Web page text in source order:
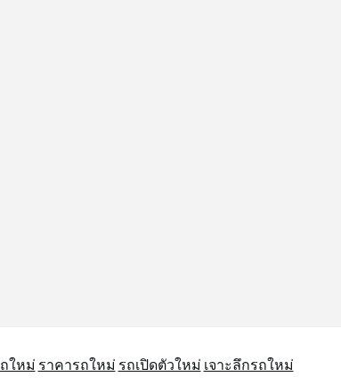
ใหม่ ราคารถใหม่ รถเปิดตัวใหม่ เจาะลึกรถใหม่